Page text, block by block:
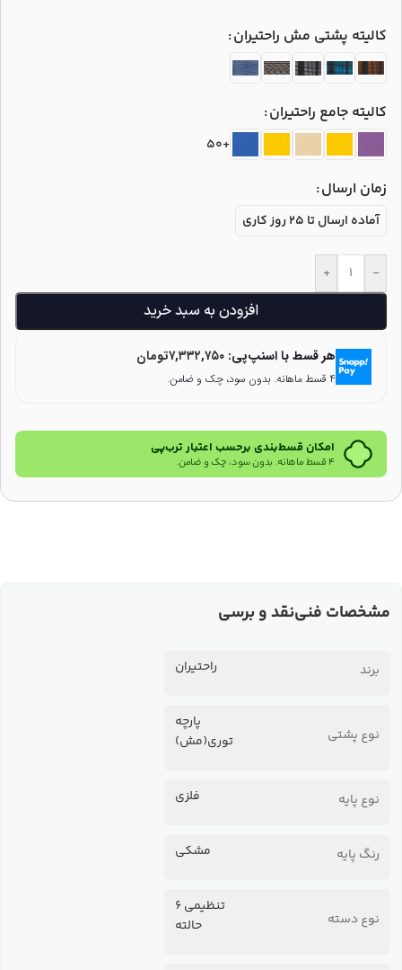
کالیته پشتی مش راحتیران
کالیته جامع راحتیران
+50
زمان ارسال
آماده ارسال تا 25 روز کاری
-
+
افزودن به سبد خرید
هر قسط با اسنپ‌پی: ۷,۳۳۲,۷۵۰تومان
۴ قسط ماهانه. بدون سود، چک و ضامن.
امکان قسط‌بندی برحسب اعتبار ترب‌پی
۴ قسط ماهانه. بدون سود، چک و ضامن.
مشخصات فنینقد و برسی
برند راحتیران
نوع پشتی
پارچه
توری(مش)
نوع پایه فلزی
رنگ پایه مشکی
نوع دسته
تنظیمی 6
حالته